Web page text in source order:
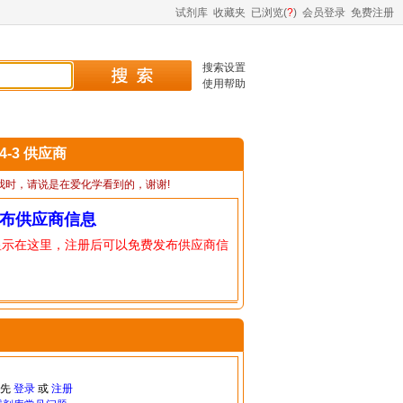
试剂库 收藏夹 已浏览(?) 会员登录 免费注册
搜索设置
使用帮助
3 供应商
时，请说是在爱化学看到的，谢谢!
供应商信息
在这里，注册后可以免费发布供应商信
登录或 注册